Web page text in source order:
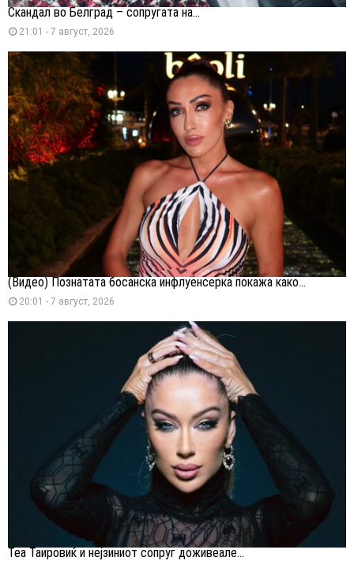
Скандал во Белград – сопругата на...
21:01 - 7 август, 2026
(Видео) Познатата босанска инфлуенсерка покажа како...
20:01 - 7 август, 2026
Теа Таировиќ и нејзиниот сопруг доживеале...